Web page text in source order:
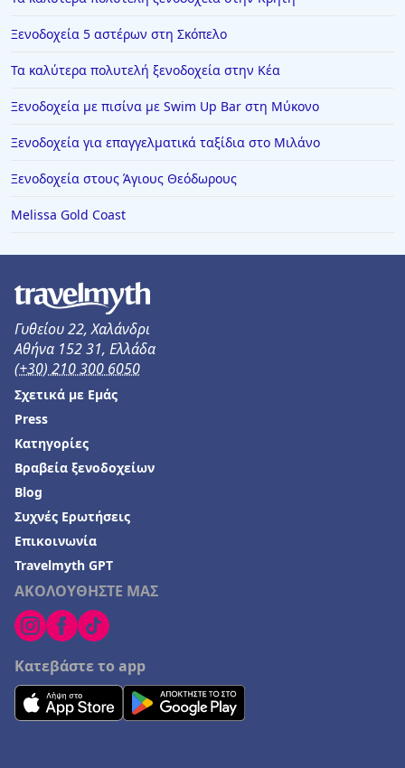
Ξενοδοχεία στην Αμάρυνθο
Ξενοδοχεία στο Μεγανήσι
Ξενοδοχεία στο Πεταλίδι
Ξενοδοχεία σε Σκαραμαγκάς
Ξενοδοχεία στο Βιβάρι
Ξενοδοχεία 5 αστέρων στη Σκόπελο
Τα καλύτερα πολυτελή ξενοδοχεία στην Κέα
Ξενοδοχεία με πισίνα με Swim Up Bar στη Μύκονο
Ξενοδοχεία για επαγγελματικά ταξίδια στο Μιλάνο
Ξενοδοχεία στους Άγιους Θεόδωρους
Melissa Gold Coast
Γυθείου 22, Χαλάνδρι
Αθήνα 152 31, Ελλάδα
(+30) 210 300 6050
ΑΚΟΛΟΥΘΗΣΤΕ ΜΑΣ
Κατεβάστε το app
Σχετικά με Εμάς
Press
Κατηγορίες
Βραβεία ξενοδοχείων
Blog
Συχνές Ερωτήσεις
Επικοινωνία
Travelmyth GPT